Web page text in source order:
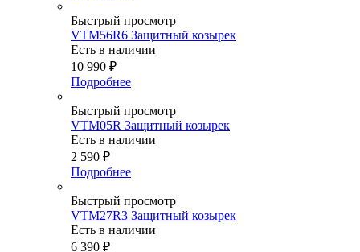
Быстрый просмотр
VTM56R6 Защитный козырек
Есть в наличии
10 990 ₽
Подробнее
Быстрый просмотр
VTM05R Защитный козырек
Есть в наличии
2 590 ₽
Подробнее
Быстрый просмотр
VTM27R3 Защитный козырек
Есть в наличии
6 390 ₽